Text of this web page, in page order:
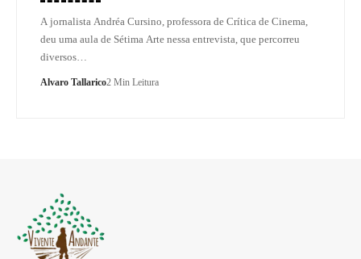
A jornalista Andréa Cursino, professora de Crítica de Cinema,
deu uma aula de Sétima Arte nessa entrevista, que percorreu
diversos…
Alvaro Tallarico2 Min Leitura